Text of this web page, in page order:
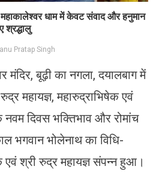
धाम में केवट संवाद और हनुमान
श्रद्धालु
Pratap Singh
मंदिर, बूढ़ी का नगला, दयालबाग में
महायज्ञ, महारुद्राभिषेक एवं
नवम दिवस भक्तिभाव और रोमांच
भगवान भोलेनाथ का विधि-
एवं श्री रुद्र महायज्ञ संपन्न हुआ।